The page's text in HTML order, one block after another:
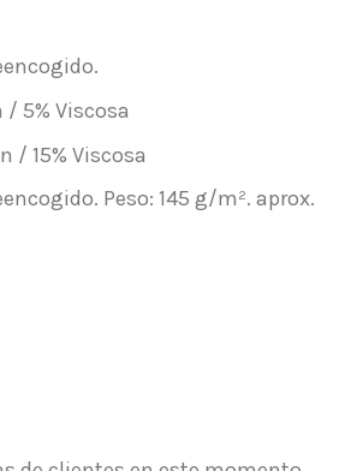
/ 5% Viscosa
/ 15% Viscosa
Peso: 145 g/m². aprox.